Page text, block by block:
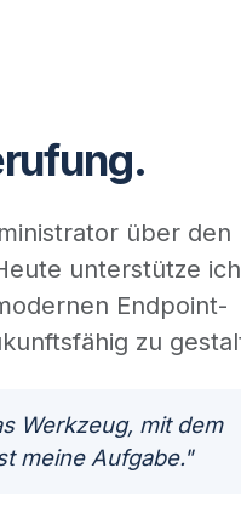
über den
unterstütze ich
Endpoint-
zu
Werkzeug, mit dem
meine Aufgabe."